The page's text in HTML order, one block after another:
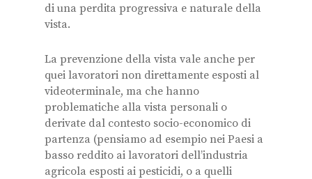
di una perdita progressiva e naturale della
vista.
La prevenzione della vista vale anche per
quei lavoratori non direttamente esposti al
videoterminale, ma che hanno
problematiche alla vista personali o
derivate dal contesto socio-economico di
partenza (pensiamo ad esempio nei Paesi a
basso reddito ai lavoratori dell’industria
agricola esposti ai pesticidi, o a quelli